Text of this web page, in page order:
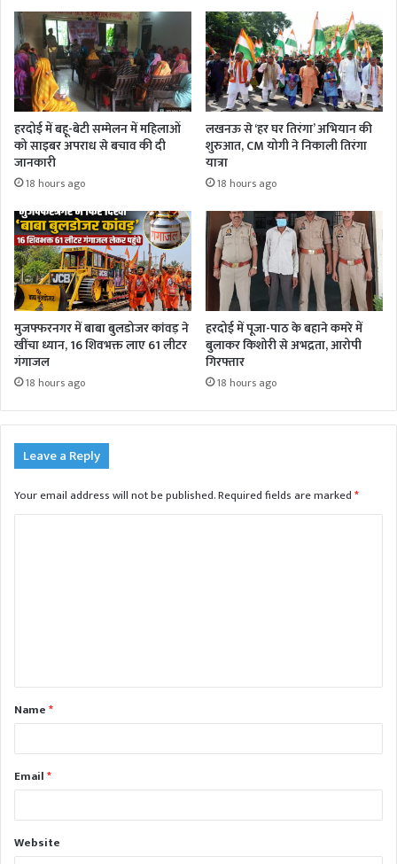
हरदोई में बहू-बेटी सम्मेलन में महिलाओं
को साइबर अपराध से बचाव की दी
जानकारी
18 hours ago
लखनऊ से ‘हर घर तिरंगा’ अभियान की
शुरुआत, CM योगी ने निकाली तिरंगा
यात्रा
18 hours ago
मुजफ्फरनगर में बाबा बुलडोजर कांवड़ ने
खींचा ध्यान, 16 शिवभक्त लाए 61 लीटर
गंगाजल
18 hours ago
हरदोई में पूजा-पाठ के बहाने कमरे में
बुलाकर किशोरी से अभद्रता, आरोपी
गिरफ्तार
18 hours ago
Leave a Reply
Your email address will not be published.Required fields are marked*
t
*Name*
Email*
Website